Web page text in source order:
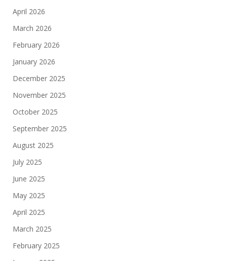
April 2026
March 2026
February 2026
January 2026
December 2025
November 2025
October 2025
September 2025
August 2025
July 2025
June 2025
May 2025
April 2025
March 2025
February 2025